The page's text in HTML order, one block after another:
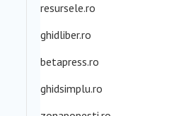
resursele.ro
ghidliber.ro
betapress.ro
ghidsimplu.ro